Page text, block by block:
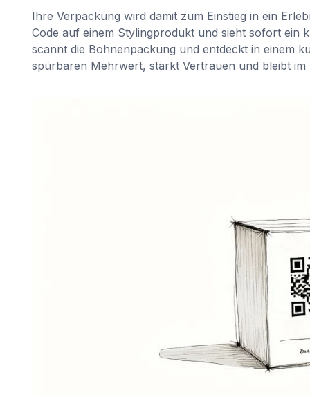
Ihre Verpackung wird damit zum Einstieg in ein
Code auf einem Stylingprodukt und sieht sofort ein
scannt die Bohnenpackung und entdeckt in einem
spürbaren Mehrwert, stärkt Vertrauen und bleibt